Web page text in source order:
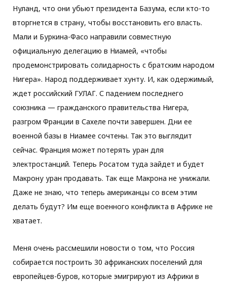
Нуланд, что они убьют президента Базума, если кто-то
вторгнется в страну, чтобы восстановить его власть.
Мали и Буркина-Фасо направили совместную
официальную делегацию в Ниамей, «чтобы
продемонстрировать солидарность с братским народом
Нигера». Народ поддерживает хунту. И, как одержимый,
ждет российский ГУЛАГ. С падением последнего
союзника — гражданского правительства Нигера,
разгром Франции в Сахеле почти завершен. Дни ее
военной базы в Ниамее сочтены. Так это выглядит
сейчас. Франция может потерять уран для
электростанций. Теперь Росатом туда зайдет и будет
Макрону уран продавать. Так еще Макрона не унижали.
Даже не знаю, что теперь американцы со всем этим
делать будут? Им еще военного конфликта в Африке не
хватает.
Меня очень рассмешили новости о том, что Россия
собирается построить 30 африканских поселений для
европейцев-буров, которые эмигрируют из Африки в